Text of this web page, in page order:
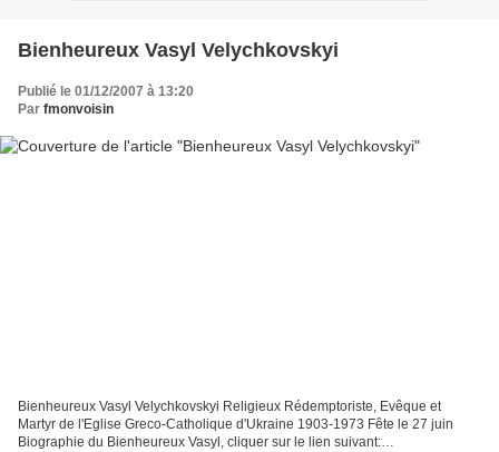
Bienheureux Vasyl Velychkovskyi
Publié le 01/12/2007 à 13:20
Par fmonvoisin
Bienheureux Vasyl Velychkovskyi Religieux Rédemptoriste, Evêque et
Martyr de l'Eglise Greco-Catholique d'Ukraine 1903-1973 Fête le 27 juin
Biographie du Bienheureux Vasyl, cliquer sur le lien suivant: